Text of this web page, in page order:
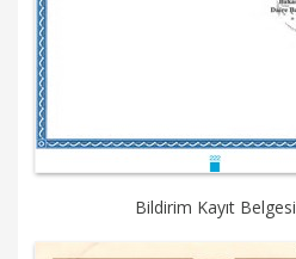
Bildirim Kayıt Belgesi